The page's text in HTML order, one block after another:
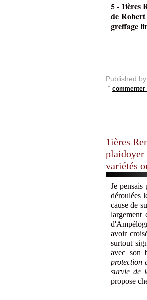
5 - 1ières
de Robert
greffage
Published
commenter
1ières
plaidoyer
variétés
Je pensais
déroulées
cause de
largement
avoir
surtout
avec son
protection
survie de
propose